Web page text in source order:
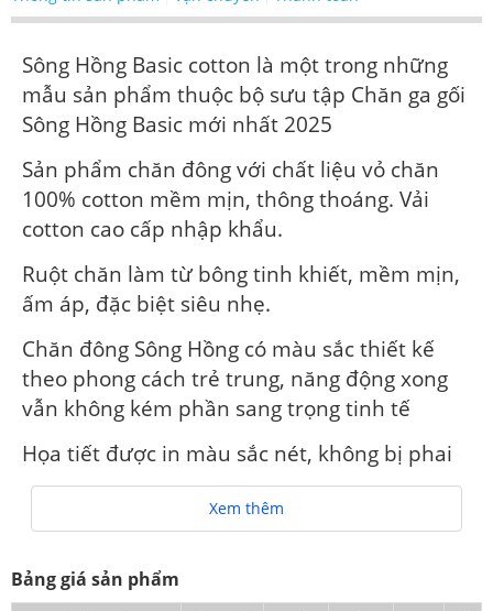
Sông Hồng Basic cotton là một trong những
mẫu sản phẩm thuộc bộ sưu tập Chăn ga gối
Sông Hồng Basic mới nhất 2025
Sản phẩm chăn đông với chất liệu vỏ chăn
100% cotton mềm mịn, thông thoáng. Vải
cotton cao cấp nhập khẩu.
Ruột chăn làm từ bông tinh khiết, mềm mịn,
ấm áp, đặc biệt siêu nhẹ.
Chăn đông Sông Hồng có màu sắc thiết kế
theo phong cách trẻ trung, năng động xong
vẫn không kém phần sang trọng tinh tế
Họa tiết được in màu sắc nét, không bị phai
màu do được in từ công nghệ in tiên tiến
hiện đại nhất hiện nayXem thêm
Bảng giá sản phẩm